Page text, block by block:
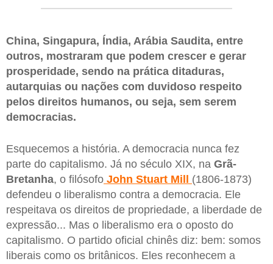
China, Singapura, Índia, Arábia Saudita, entre
outros, mostraram que podem crescer e gerar
prosperidade, sendo na prática ditaduras,
autarquias ou nações com duvidoso respeito
pelos direitos humanos, ou seja, sem serem
democracias.
Esquecemos a história. A democracia nunca fez
parte do capitalismo. Já no século XIX, na Grã-
Bretanha, o filósofo John Stuart Mill
(1806-1873)
defendeu o liberalismo contra a democracia. Ele
respeitava os direitos de propriedade, a liberdade de
expressão... Mas o liberalismo era o oposto do
capitalismo. O partido oficial chinês diz: bem: somos
liberais como os britânicos. Eles reconhecem a